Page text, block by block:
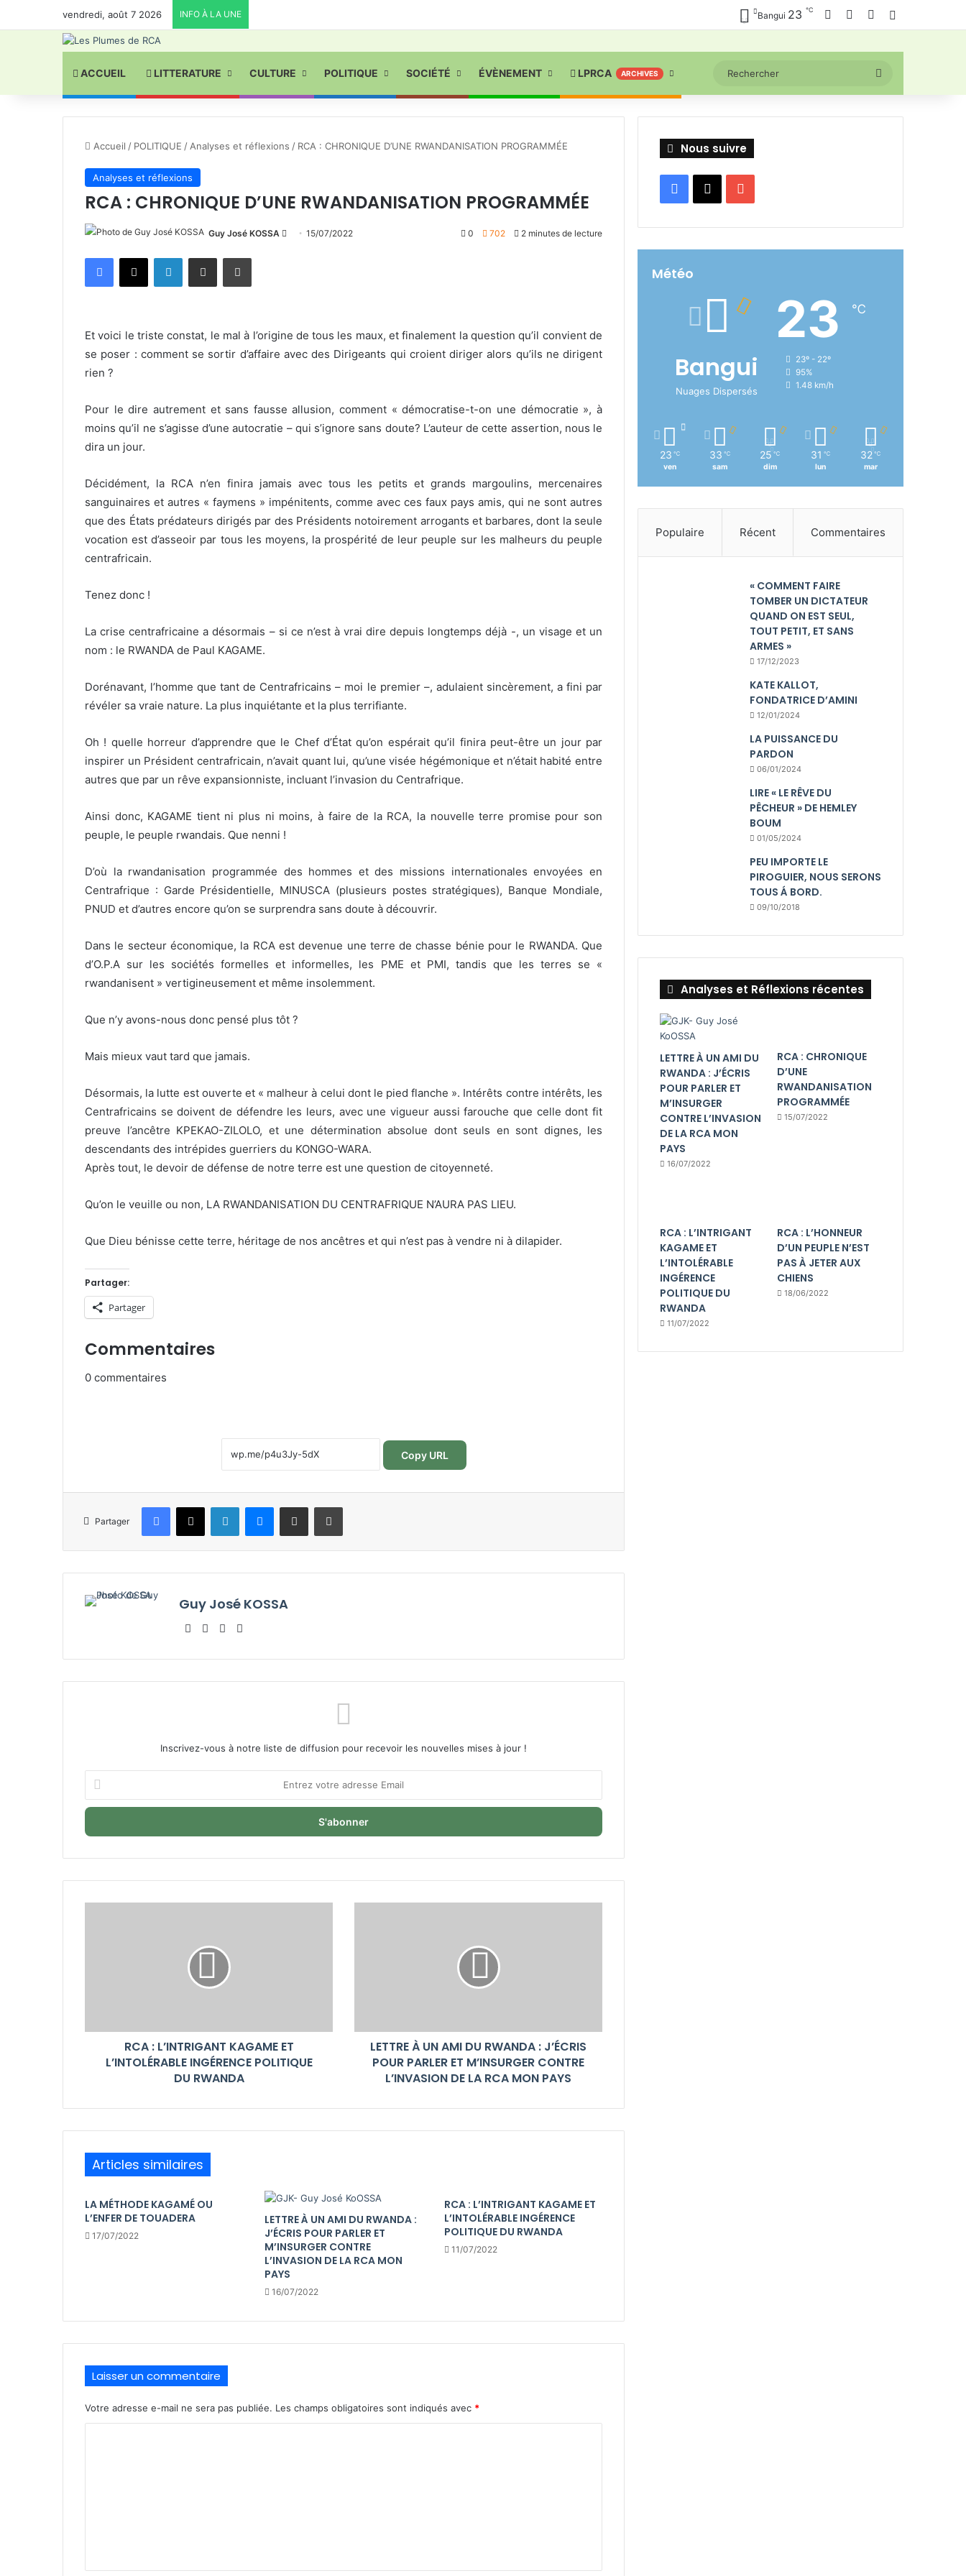
vendredi, août 7 2026 INFO À LA UNE Bangui 23 ℃ Facebook YouTube
ACCUEIL LITTERATURE CULTURE POLITIQUE SOCIÉTÉ ÉVÈNEMENT LPRCA ARCHIVES Rechercher
Accueil / POLITIQUE / Analyses et réflexions / RCA : CHRONIQUE D’UNE RWANDANISATION PROGRAMMÉE
Analyses et réflexions
RCA : CHRONIQUE D’UNE RWANDANISATION PROGRAMMÉE
Guy José KOSSA
Envoyer15/07/2022 0 702 2 minutes de lecture
Facebook
X LinkedinPartager par email Imprimer
Et voici le triste constat, le mal à l’origine de tous les maux, et finalement la question qu’il convient de
se poser : comment se sortir d’affaire avec des Dirigeants qui croient diriger alors qu’ils ne dirigent
rien ?
Pour le dire autrement et sans fausse allusion, comment « démocratise-t-on une démocratie », à
moins qu’il ne s’agisse d’une autocratie – qui s’ignore sans doute? L’auteur de cette assertion, nous le
dira un jour.
Décidément, la RCA n’en finira jamais avec tous les petits et grands margoulins, mercenaires
sanguinaires et autres « faymens » impénitents, comme avec ces faux pays amis, qui ne sont autres
que des États prédateurs dirigés par des Présidents notoirement arrogants et barbares, dont la seule
vocation est d’asseoir par tous les moyens, la prospérité de leur peuple sur les malheurs du peuple
centrafricain.
Tenez donc !
La crise centrafricaine a désormais – si ce n’est à vrai dire depuis longtemps déjà -, un visage et un
nom : le RWANDA de Paul KAGAME.
Dorénavant, l’homme que tant de Centrafricains – moi le premier –, adulaient sincèrement, a fini par
révéler sa vraie nature. La plus inquiétante et la plus terrifiante.
Oh ! quelle horreur d’apprendre que le Chef d’État qu’on espérait qu’il finira peut-être un jour par
inspirer un Président centrafricain, n’avait quant lui, qu’une visée hégémonique et n’était habité entre
autres que par un rêve expansionniste, incluant l’invasion du Centrafrique.
Ainsi donc, KAGAME tient ni plus ni moins, à faire de la RCA, la nouvelle terre promise pour son
peuple, le peuple rwandais. Que nenni !
D’où la rwandanisation programmée des hommes et des missions internationales envoyées en
Centrafrique : Garde Présidentielle, MINUSCA (plusieurs postes stratégiques), Banque Mondiale,
PNUD et d’autres encore qu’on se surprendra sans doute à découvrir.
Dans le secteur économique, la RCA est devenue une terre de chasse bénie pour le RWANDA. Que
d’O.P.A sur les sociétés formelles et informelles, les PME et PMI, tandis que les terres se «
rwandanisent » vertigineusement et même insolemment.
Que n’y avons-nous donc pensé plus tôt ?
Mais mieux vaut tard que jamais.
Désormais, la lutte est ouverte et « malheur à celui dont le pied flanche ». Intérêts contre intérêts, les
Centrafricains se doivent de défendre les leurs, avec une vigueur aussi farouche que celle dont fit
preuve l’ancêtre KPEKAO-ZILOLO, et une détermination absolue dont seuls en sont dignes, les
descendants des intrépides guerriers du KONGO-WARA.
Après tout, le devoir de défense de notre terre est une question de citoyenneté.
Qu’on le veuille ou non, LA RWANDANISATION DU CENTRAFRIQUE N’AURA PAS LIEU.
Que Dieu bénisse cette terre, héritage de nos ancêtres et qui n’est pas à vendre ni à dilapider.
Partager:
Partager
Commentaires
0 commentaires
Copy URL
Partager
Facebook
X LinkedinMessenger
Partager par email Imprimer
Guy José KOSSA
WebsiteFacebook
Linkedin
Inscrivez-vous à notre liste de diffusion pour recevoir les nouvelles mises à jour !
Entrez
votre
adresse
RCA : L’INTRIGANT KAGAME ET
L’INTOLÉRABLE INGÉRENCE POLITIQUE
DU RWANDA
LETTRE À UN AMI DU RWANDA : J’ÉCRIS
POUR PARLER ET M’INSURGER CONTRE
L’INVASION DE LA RCA MON PAYS
Articles similaires
LA MÉTHODE KAGAMÉ OU
L’ENFER DE TOUADERA
17/07/2022
LETTRE À UN AMI DU RWANDA :
J’ÉCRIS POUR PARLER ET
M’INSURGER CONTRE
L’INVASION DE LA RCA MON
PAYS
16/07/2022
RCA : L’INTRIGANT KAGAME ET
L’INTOLÉRABLE INGÉRENCE
POLITIQUE DU RWANDA
11/07/2022
Laisser un commentaire
Votre adresse e-mail ne sera pas publiée. Les champs obligatoires sont indiqués avec *
Nous suivre
Facebook
X
Météo
Bangui
Nuages Dispersés
23 ℃
23º - 22º
95%
1.48 km/h
23 ℃
ven
33 ℃
sam
25 ℃
dim
31 ℃
lun
32 ℃
mar
Populaire Récent Commentaires
« COMMENT FAIRE
TOMBER UN DICTATEUR
QUAND ON EST SEUL,
TOUT PETIT, ET SANS
ARMES »
17/12/2023
KATE KALLOT,
FONDATRICE D’AMINI
12/01/2024
LA PUISSANCE DU
PARDON
06/01/2024
LIRE « LE RÊVE DU
PÊCHEUR » DE HEMLEY
BOUM
01/05/2024
PEU IMPORTE LE
PIROGUIER, NOUS SERONS
TOUS Á BORD.
09/10/2018
Analyses et Réflexions récentes
LETTRE À UN AMI DU
RWANDA : J’ÉCRIS
POUR PARLER ET
M’INSURGER
CONTRE L’INVASION
DE LA RCA MON
PAYS
16/07/2022
RCA : CHRONIQUE
D’UNE
RWANDANISATION
PROGRAMMÉE
15/07/2022
RCA : L’INTRIGANT
KAGAME ET
L’INTOLÉRABLE
INGÉRENCE
POLITIQUE DU
RWANDA
11/07/2022
RCA : L’HONNEUR
D’UN PEUPLE N’EST
PAS À JETER AUX
CHIENS
18/06/2022